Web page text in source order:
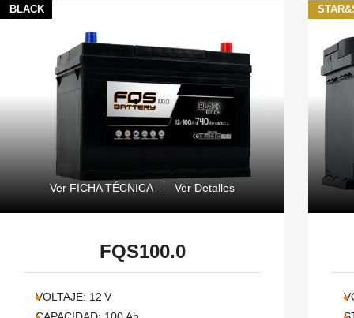
BLACK
Ver FICHA TÉCNICA Ver Detalles
FQS100.0
VOLTAJE: 12 V